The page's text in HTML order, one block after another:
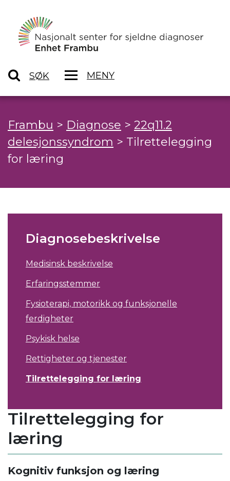
SØK MENY
Frambu > Diagnose > 22q11.2
delesjonssyndrom > Tilrettelegging
for læring
Diagnosebeskrivelse
Medisinsk beskrivelse
Erfaringsstemmer
Fysioterapi, motorikk og funksjonelle
ferdigheter
Psykisk helse
Rettigheter og tjenester
Tilrettelegging for læring
Tilrettelegging for
læring
Kognitiv funksjon og læring